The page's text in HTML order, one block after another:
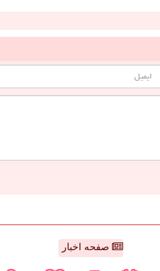
صفحه اخبار